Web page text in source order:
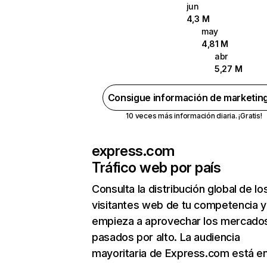
jun
4,3 M
may
4,81 M
abr
5,27 M
Consigue información de
10 veces más información diaria. ¡Gratis!
express.com
Tráfico web por país
Consulta la distribución global de
visitantes web de tu competencia y
empieza a aprovechar los
pasados por alto. La audiencia
mayoritaria de Express.com está